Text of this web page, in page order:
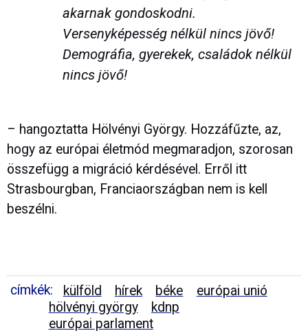
akarnak gondoskodni.
Versenyképesség nélkül nincs jövő!
Demográfia, gyerekek, családok nélkül
nincs jövő!
– hangoztatta Hölvényi György. Hozzáfűzte, az,
hogy az európai életmód megmaradjon, szorosan
összefügg a migráció kérdésével. Erről itt
Strasbourgban, Franciaországban nem is kell
beszélni.
címkék: külföld hírek béke
európai unió
hölvényi györgy
kdnp
európai parlament